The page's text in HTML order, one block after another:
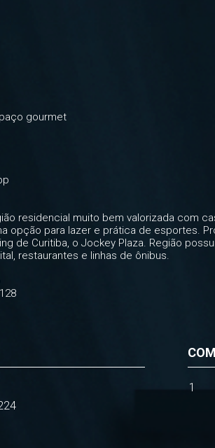
gourmet
residencial muito bem valorizada com
opção para lazer e prática de esportes.
de Curitiba, o Jockey Plaza. Região
restaurantes e linhas de ônibus.
1